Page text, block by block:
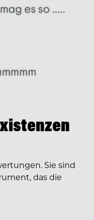
Sie sind
das die